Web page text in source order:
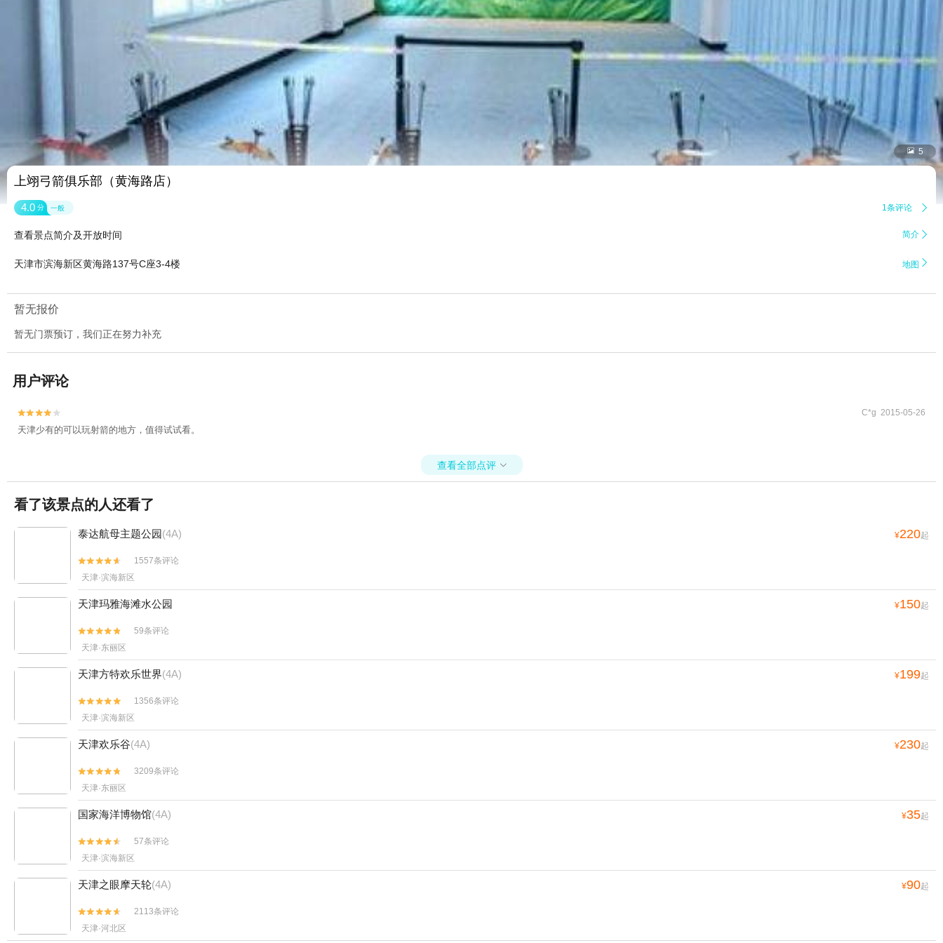
 5
上翊弓箭俱乐部（黄海路店）
4.0 分 一般 1条评论 
查看景点简介及开放时间 简介 
天津市滨海新区黄海路137号C座3-4楼 地图 
暂无报价
暂无门票预订，我们正在努力补充
用户评论

 C*g 2015-05-26
天津少有的可以玩射箭的地方，值得试试看。
查看全部点评 
看了该景点的人还看了
泰达航母主题公园(4A) ¥220起


1557条评论
天津·滨海新区
天津玛雅海滩水公园 ¥150起


59条评论
天津·东丽区
天津方特欢乐世界(4A) ¥199起


1356条评论
天津·滨海新区
天津欢乐谷(4A) ¥230起


3209条评论
天津·东丽区
国家海洋博物馆(4A) ¥35起


57条评论
天津·滨海新区
天津之眼摩天轮(4A) ¥90起


2113条评论
天津·河北区